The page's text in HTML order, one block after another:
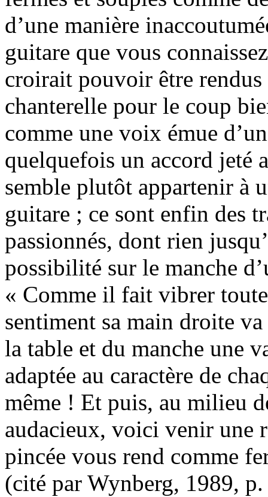
d’une manière
guitare que vous
croirait pouvoir être rendus
chanterelle pour le coup
comme une voix émue
quelquefois un accord jeté
semble plutôt appartenir à
guitare ; ce sont enfin des
passionnés, dont rien
possibilité sur le manche
« Comme il fait vibrer
sentiment sa main droite
la table et du manche une
adaptée au caractère de
même ! Et puis, au milieu
audacieux, voici venir une
pincée vous rend comme
(cité par Wynberg, 1989,